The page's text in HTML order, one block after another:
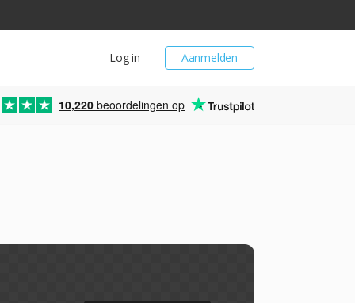
Aanmelden
Log in
10,220 beoordelingen op